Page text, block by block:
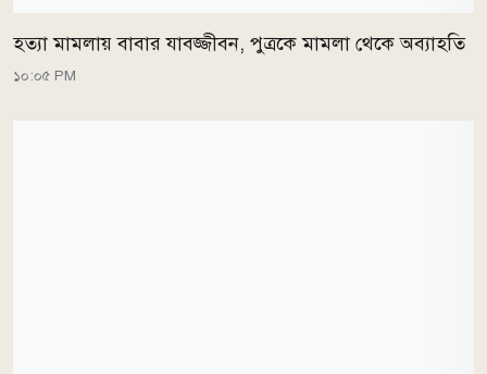
হত্যা মামলায় বাবার যাবজ্জীবন, পুত্রকে মামলা থেকে অব্যাহতি
১০:০৫ PM